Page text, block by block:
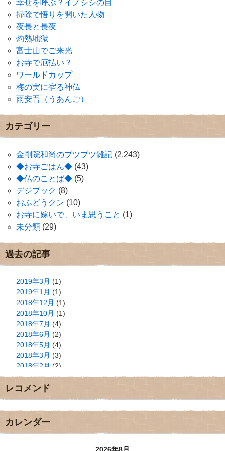
幸せを呼ぶ？イノシシの目
掃除で悟りを開いた人物
夜長と長夜
灼熱地獄
富士山でご来光
お寺で厄払い？
ワールドカップ
梅の実に宿る神仏
雨安吾（うあんご）
カテゴリー
金剛院和尚のブツブツ雑記 (2,243)
◆お寺ごはん◆ (43)
◆仏のことば◆ (5)
デジブック (8)
おふどうクン (10)
お寺に嫁いで、いま思うこと (1)
未分類 (29)
過去の記事
2019年3月 (1)
2019年1月 (1)
2018年12月 (1)
2018年10月 (1)
2018年7月 (4)
2018年6月 (2)
2018年5月 (4)
2018年3月 (3)
2018年2月 (2)
2018年1月(2)
2017年12月
2017年11月(3)
2017年9月
2017年8月
レコメンド
カレンダー
2026年8月